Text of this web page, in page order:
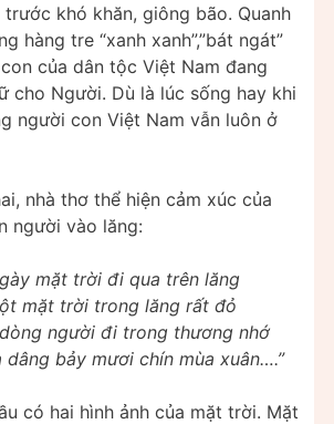
khó khăn, giông bão. Quanh
hàng tre “xanh xanh”,”bát ngát”
của dân tộc Việt Nam đang
cho Người. Dù là lúc sống hay khi
người con Việt Nam vẫn luôn ở
nhà thơ thể hiện cảm xúc của
người vào lăng:
mặt trời đi qua trên lăng
mặt trời trong lăng rất đỏ
người đi trong thương nhớ
dâng bảy mươi chín mùa xuân….”
có hai hình ảnh của mặt trời. Mặt